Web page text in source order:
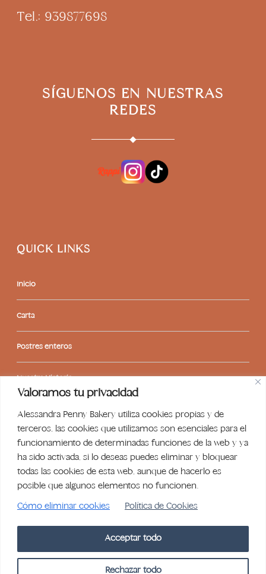
Valoramos tu privacidad
Alessandra Penny Bakery utiliza cookies propias y de
terceros, las cookies que utilizamos son esenciales para el
funcionamiento de determinadas funciones de la web y ya
ha sido activada, si lo deseas puedes eliminar y bloquear
todas las cookies de esta web, aunque de hacerlo es
posible que algunos elementos no funcionen.
Cómo eliminar cookies Política de Cookies
Rechazar todo
Acceptar todo
Tel.: 939877698
SÍGUENOS EN NUESTRAS
REDES
QUICK LINKS
Inicio
Carta
Postres enteros
Nuestra Historia
Contacto
Libro de reclamaciones
© 2024,Alessandra Penny Política de reembolso